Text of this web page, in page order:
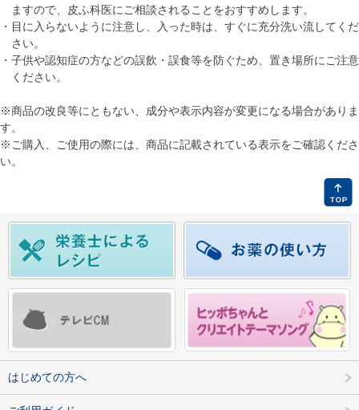
ますので、皮ふ科医にご相談されることをおすすめします。
・ 目に入らないように注意し、入った時は、すぐに充分洗い流してくだ
さい。
・ 子供や認知症の方などの誤飲・誤食等を防ぐため、置き場所にご注意
ください。
※商品の改良等にともない、成分や表示内容が変更になる場合がありま
す。
※ご購入、ご使用の際には、商品に記載されている表示をご確認くださ
い。
はじめての方へ